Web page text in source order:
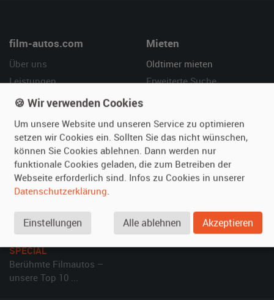
film-autos.com
Über uns
Leistungen
Referenzen
Mieten
Oldtimer mieten
Erweiterte Suche
Vermieten
Oldtimer anmelden
Fotos senden
Inserat verwalten
Hilfe
Häufige Fragen (FAQ)
So funktioniert's
SPECIAL
Berühmte Filmautos –
unsere Top 10 ...
🍪 Wir verwenden Cookies
Um unsere Website und unseren Service zu optimieren
setzen wir Cookies ein. Sollten Sie das nicht wünschen,
können Sie Cookies ablehnen. Dann werden nur
funktionale Cookies geladen, die zum Betreiben der
Webseite erforderlich sind. Infos zu Cookies in unserer
Datenschutzerklärung.
Einstellungen Alle ablehnen Akzeptieren